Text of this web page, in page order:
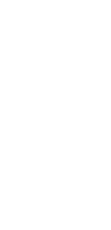
Meski demikian, ia
lapangan yang justru
roda dua, seperti
berulang BBM subsidi.
masyarakat yang
“Cari rezeki itu penting
pakai gim, janganlah
Dalam kesempatan
bahwa harga BBM
pasar, sehingga bisa
Pemerintah, kata dia,
subsidi BBM,